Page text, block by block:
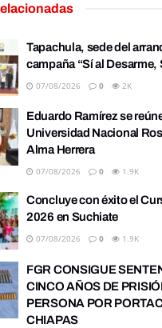
Tapachula, sede del
campaña “Sí al Desarme,
07/08/2026 0 2K
Eduardo Ramírez se
Universidad Nacional
Alma Herrera
07/08/2026 0 1.9K
Concluye con éxito el
2026 en Suchiate
07/08/2026 0 1.9K
FGR CONSIGUE
CINCO AÑOS DE
PERSONA POR
CHIAPAS